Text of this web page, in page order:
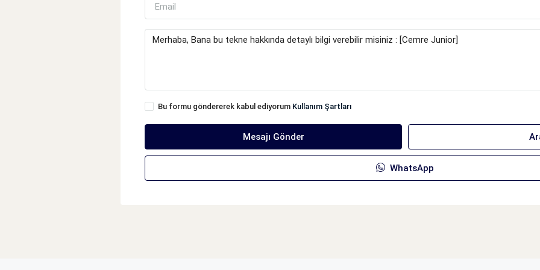
Bu formu göndererek kabul ediyorum Kullanım Şartları
Mesajı Gönder
WhatsApp